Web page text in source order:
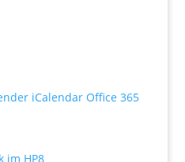
iCalendar Office 365
im HP8